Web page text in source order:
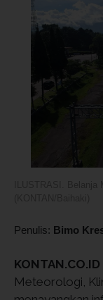
Penulis: Bimo
KONTAN.CO.ID
Meteorologi,